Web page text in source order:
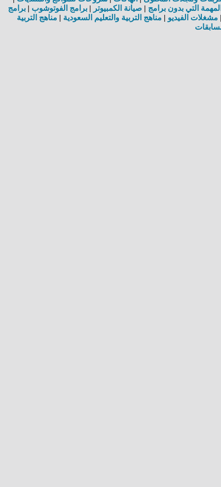
التي بدون برامج | صيانة الكمبيوتر |برامج الفوتوشوب |برامج
مشغلات الفيديو | مناهج التربية والتعليم السعودية | مناهج التربية